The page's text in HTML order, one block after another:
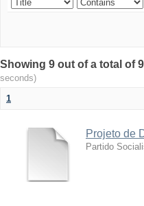
Showing 9 out of a total of
seconds)
1
Projeto de
Partido